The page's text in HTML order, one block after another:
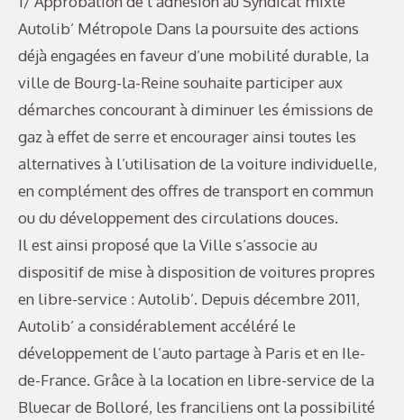
Autolib’ Métropole Dans la poursuite des actions
déjà engagées en faveur d’une mobilité durable, la
ville de Bourg-la-Reine souhaite participer aux
démarches concourant à diminuer les émissions de
gaz à effet de serre et encourager ainsi toutes les
alternatives à l’utilisation de la voiture individuelle,
en complément des offres de transport en commun
ou du développement des circulations douces.
Il est ainsi proposé que la Ville s’associe au
dispositif de mise à disposition de voitures propres
en libre-service : Autolib’. Depuis décembre 2011,
Autolib’ a considérablement accéléré le
développement de l’auto partage à Paris et en Ile-
de-France. Grâce à la location en libre-service de la
Bluecar de Bolloré, les franciliens ont la possibilité